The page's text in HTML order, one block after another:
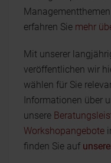
erfahren Sie mehr
Mit unserer
veröffentlichen wir
wählen für Sie
Informationen über
unsere
Workshopangebote
finden Sie auf